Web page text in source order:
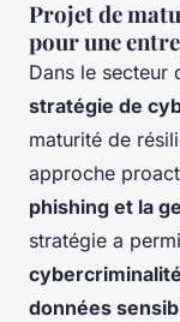
Projet de
pour une
Dans le secteur
stratégie de
maturité de
approche
phishing et la
stratégie a
cybercriminalité
données